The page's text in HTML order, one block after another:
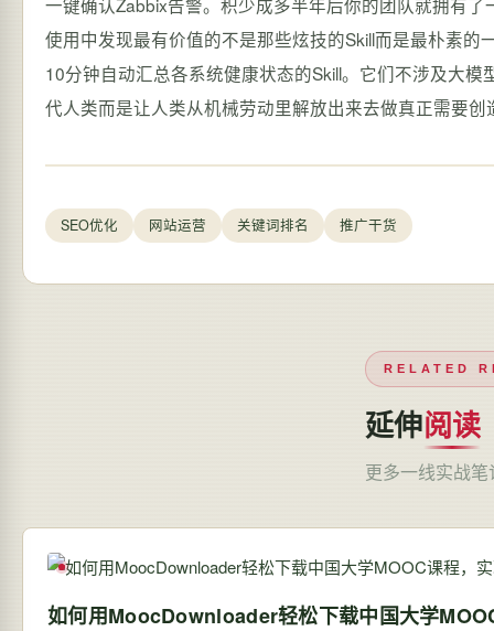
SEO优化 网站运营 关键词排名 推广干货
RELATED
延伸阅读
更多一线实战
如何用MoocDownloader轻松下载中国大学